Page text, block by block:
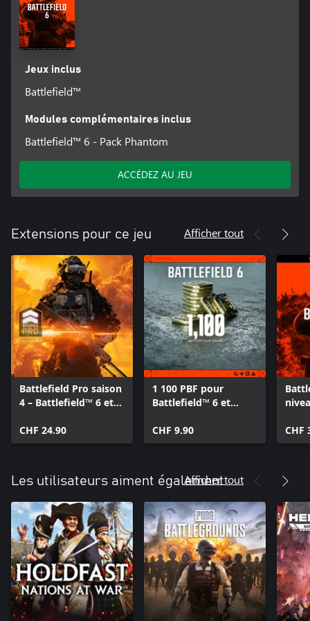
Jeux inclus
Battlefield™
Modules complémentaires inclus
Battlefield™ 6 - Pack Phantom
ACCÉDEZ AU JEU
Extensions pour ce jeu Afficher tout
Battlefield Pro saison
4 – Battlefield™ 6 et
CHF 24.90
1 100 PBF pour
Battlefield™ 6 et
CHF 9.90
CHF
Les utilisateurs aiment également
Afficher tout